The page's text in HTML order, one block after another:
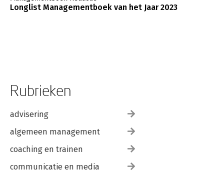
Longlist Managementboek van het Jaar 2023
Rubrieken
advisering
algemeen management
coaching en trainen
communicatie en media